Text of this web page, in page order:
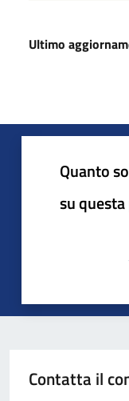
Ultimo
Quanto
su
Contatta il